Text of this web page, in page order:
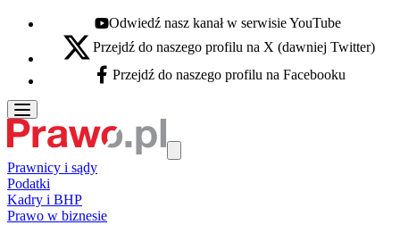
Youtube - otwiera się w nowej karcie
Odwiedź nasz kanał w serwisie YouTube
X - otwiera się w nowej karcie
Przejdź do naszego profilu na X (dawniej Twitter)
Facebook - otwiera się w nowej karcie
Przejdź do naszego profilu na Facebooku
Prawnicy i sądy
Podatki
Kadry i BHP
Prawo w biznesie